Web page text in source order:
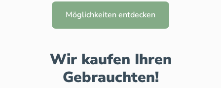
Möglichkeiten entdecken
Wir kaufen Ihren
Gebrauchten!